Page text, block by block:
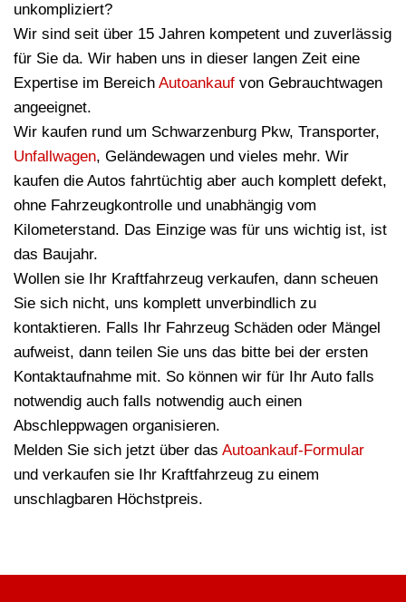
unkompliziert?
Wir sind seit über 15 Jahren kompetent und zuverlässig
für Sie da. Wir haben uns in dieser langen Zeit eine
Expertise im Bereich Autoankauf von Gebrauchtwagen
angeeignet.
Wir kaufen rund um Schwarzenburg Pkw, Transporter,
Unfallwagen, Geländewagen und vieles mehr. Wir
kaufen die Autos fahrtüchtig aber auch komplett defekt,
ohne Fahrzeugkontrolle und unabhängig vom
Kilometerstand. Das Einzige was für uns wichtig ist, ist
das Baujahr.
Wollen sie Ihr Kraftfahrzeug verkaufen, dann scheuen
Sie sich nicht, uns komplett unverbindlich zu
kontaktieren. Falls Ihr Fahrzeug Schäden oder Mängel
aufweist, dann teilen Sie uns das bitte bei der ersten
Kontaktaufnahme mit. So können wir für Ihr Auto falls
notwendig auch falls notwendig auch einen
Abschleppwagen organisieren.
Melden Sie sich jetzt über das Autoankauf-Formular
und verkaufen sie Ihr Kraftfahrzeug zu einem
unschlagbaren Höchstpreis.